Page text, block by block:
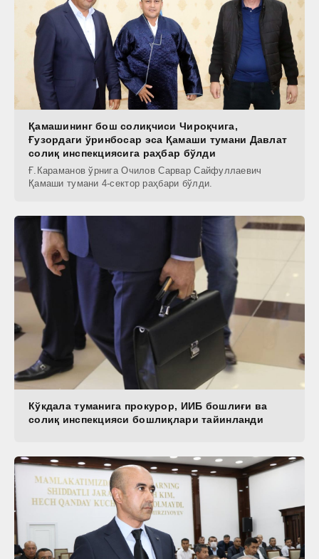
Қамашининг бош солиқчиси Чироқчига,
Ғузордаги ўринбосар эса Қамаши тумани Давлат
солиқ инспекциясига раҳбар бўлди
Ғ.Караманов ўрнига Очилов Сарвар Сайфуллаевич
Қамаши тумани 4-сектор раҳбари бўлди.
Кўкдала туманига прокурор, ИИБ бошлиғи ва
солиқ инспекцияси бошлиқлари тайинланди